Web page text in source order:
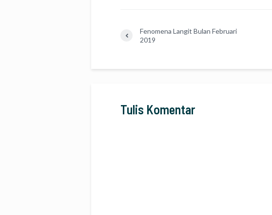
Fenomena Langit Bulan Februari
2019
Tulis Komentar